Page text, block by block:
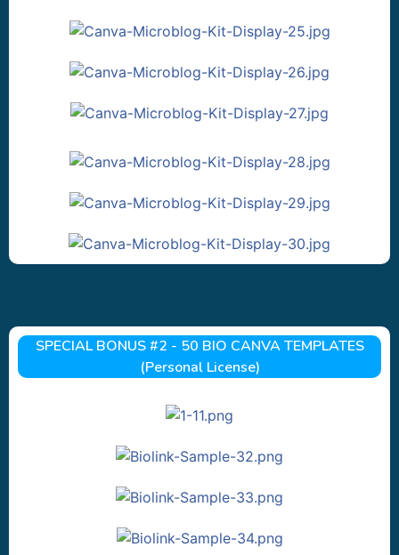
SPECIAL BONUS #2 - 50 BIO CANVA TEMPLATES
(Personal License)